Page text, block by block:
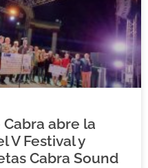
abre la
V Festival y
Cabra Sound